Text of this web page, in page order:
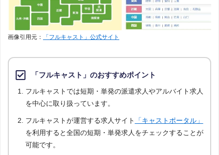
画像引用元： 「フルキャスト」公式サイト
「フルキャスト」のおすすめポイント
フルキャストでは短期・単発の派遣求人やアルバイト求人
を中心に取り扱っています。
フルキャストが運営する求人サイト
「キャストポータル」
を利用すると全国の短期・単発求人をチェックすることが
可能です。